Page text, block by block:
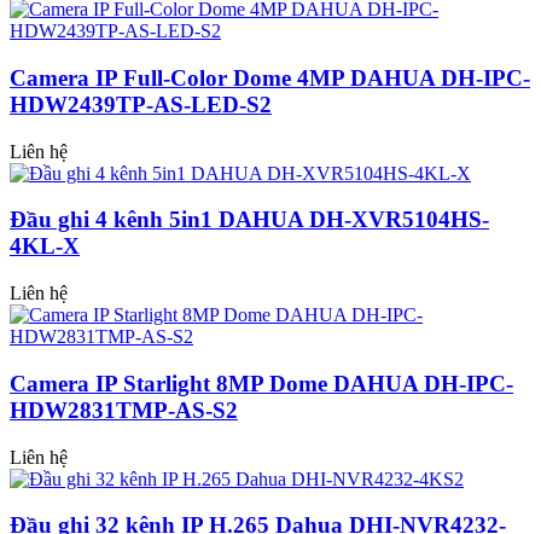
Camera IP Full-Color Dome 4MP DAHUA DH-IPC-
HDW2439TP-AS-LED-S2
Liên hệ
Đầu ghi 4 kênh 5in1 DAHUA DH-XVR5104HS-
4KL-X
Liên hệ
Camera IP Starlight 8MP Dome DAHUA DH-IPC-
HDW2831TMP-AS-S2
Liên hệ
Đầu ghi 32 kênh IP H.265 Dahua DHI-NVR4232-